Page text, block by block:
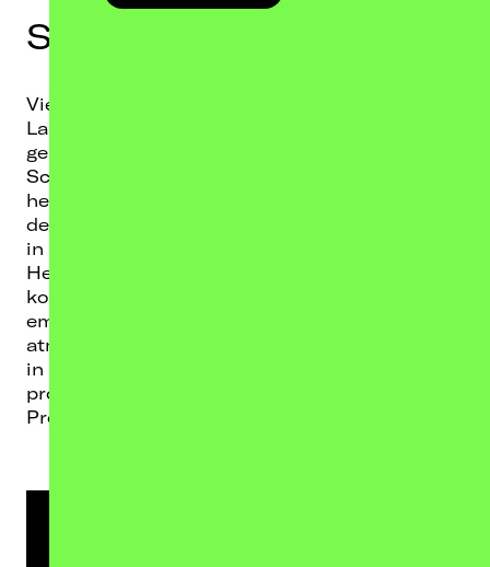
Schlotte & Laurin
Viel weiß man noch nicht über
Laurin
gemeinsame Singles veröffentlicht haben.
Schlotte, die eigentlich Charlotte Laurentine
heißt, könnte einigen bekannt vorkommen,
denn als Schauspielerin hat sie zum Beispiel
in der Serie „Das Pubertier“ und dem Film „Die
Hexenprinzessin“ mitgespielt. Jetzt
konzentriert sie sich jedoch auf die Musik. Ihr
emotionaler Sound trifft auf den elektronisch-
atmosphärischen Beat von Laurin. Laurin hat
in der Vergangenheit vor allem Hip-Hop Beats
produziert und widmet sich im gemeinsamen
Projekt mit Schlotte jetzt softeren Sounds.